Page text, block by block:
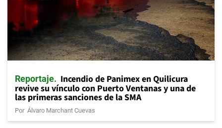
Reportaje Incendio de Panimex en Quilicura
revive su vínculo con Puerto Ventanas y una de
las primeras sanciones de la SMA
Por Álvaro Marchant Cuevas